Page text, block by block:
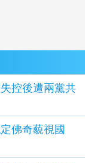
控後遭兩黨共
佛奇藐視國